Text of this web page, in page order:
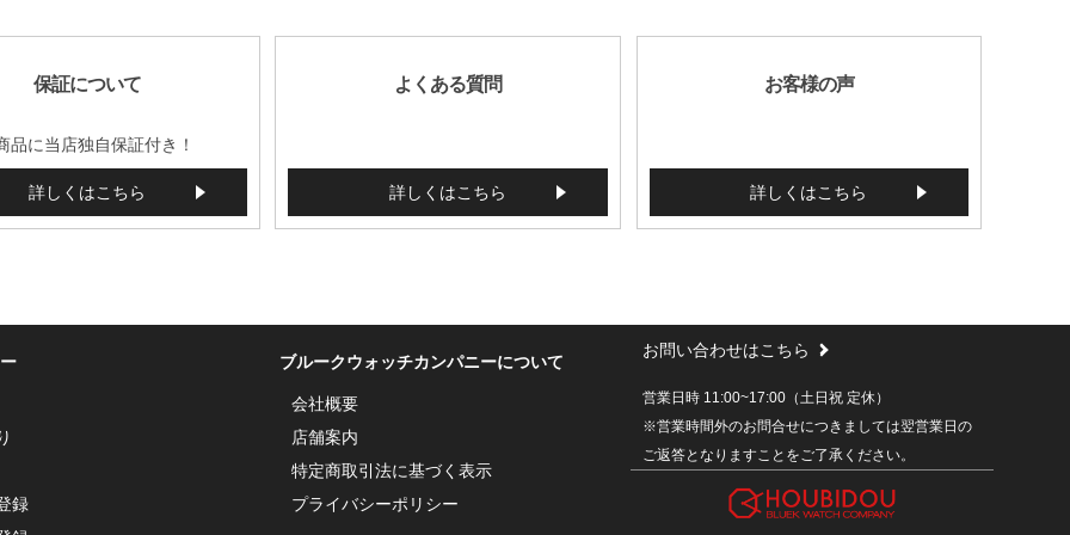
保証について
品に当店独自保証付き！
詳しくはこちら
よくある質問
詳しくはこちら
お客様の声
詳しくはこちら
録
ブルークウォッチカンパニーについて
会社概要
店舗案内
特定商取引法に基づく表示
プライバシーポリシー
お問い合わせはこちら
営業日時 11:00~17:00（土日祝 定休）
※営業時間外のお問合せにつきましては翌営業日の
ご返答となりますことをご了承ください。